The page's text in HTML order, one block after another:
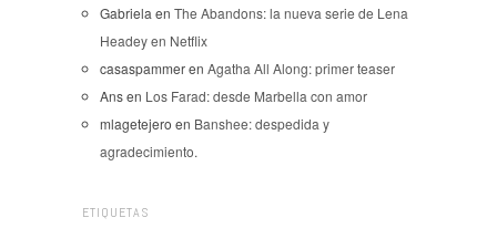
Gabriela en The Abandons: la nueva serie de Lena
Headey en Netflix
casaspammeren Agatha All Along: primer teaser
Ansen Los Farad: desde Marbella con amor
mlagetejero en Banshee: despedida y
agradecimiento.
ETIQUETAS